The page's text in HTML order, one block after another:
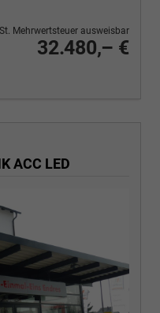
32.480,– €
Mehrwertsteuer ausweisbar
ACC LED